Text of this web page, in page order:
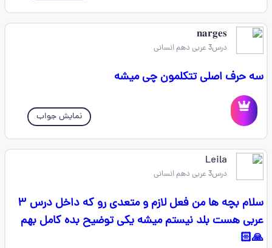
𝐧𝐚𝐫𝐠𝐞𝐬
درس3 عربی دهم انسانی
سه حرف اصلی تتکلمون چی میشه
نمایش جواب
Leila
درس3 عربی دهم انسانی
سلام بچه ها من فعل لازم و متعدی رو که داخل درس ۳
عربی هست بلد نیستم میشه یکی توضیح بده کامل بهم
🙏🏻